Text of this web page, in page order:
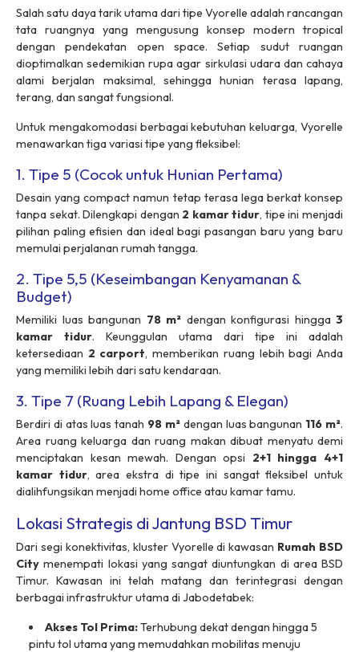
Salah satu daya tarik utama dari tipe Vyorelle adalah rancangan
tata ruangnya yang mengusung konsep modern tropical
dengan pendekatan open space. Setiap sudut ruangan
dioptimalkan sedemikian rupa agar sirkulasi udara dan cahaya
alami berjalan maksimal, sehingga hunian terasa lapang,
terang, dan sangat fungsional.
Untuk mengakomodasi berbagai kebutuhan keluarga, Vyorelle
menawarkan tiga variasi tipe yang fleksibel:
1. Tipe 5 (Cocok untuk Hunian Pertama)
Desain yangcompact namun tetap terasa lega berkat konsep
tanpa sekat. Dilengkapi dengan 2 kamar tidur, tipe ini menjadi
pilihan paling efisien dan ideal bagi pasangan baru yang baru
memulai perjalanan rumah tangga.
2. Tipe 5,5 (Keseimbangan Kenyamanan &
Budget)
Memiliki luas bangunan 78 m² dengan konfigurasi hingga 3
kamar tidur. Keunggulan utama dari tipe ini adalah
ketersediaan 2 carport, memberikan ruang lebih bagi Anda
yang memiliki lebih dari satu kendaraan.
3. Tipe 7 (Ruang Lebih Lapang & Elegan)
Berdiri di atas luas tanah 98 m²dengan luas bangunan 116 m².
Area ruang keluarga dan ruang makan dibuat menyatu demi
menciptakan kesan mewah. Dengan opsi 2+1 hingga 4+1
kamar tidur, area ekstra di tipe ini sangat fleksibel untuk
dialihfungsikan menjadi home office atau kamar tamu.
Lokasi Strategis di Jantung BSD Timur
Dari segi konektivitas, kluster Vyorelle di kawasan Rumah BSD
City menempati lokasi yang sangat diuntungkan di area BSD
Timur. Kawasan ini telah matang dan terintegrasi dengan
berbagai infrastruktur utama di Jabodetabek:
Akses Tol Prima:Terhubung dekat dengan hingga 5
pintu tol utama yang memudahkan mobilitas menuju